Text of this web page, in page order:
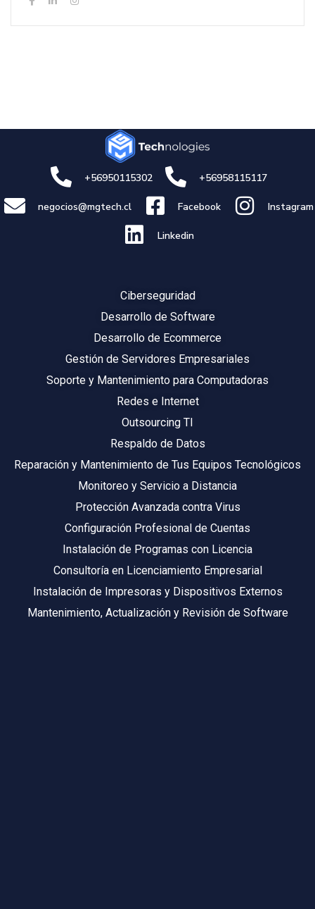
+56950115302 +56958115117
negocios@mgtech.cl Facebook Instagram
Linkedin
Ciberseguridad
Desarrollo de Software
Desarrollo de Ecommerce
Gestión de Servidores Empresariales
Soporte y Mantenimiento para Computadoras
Redes e Internet
Outsourcing TI
Respaldo de Datos
Reparación y Mantenimiento de Tus Equipos Tecnológicos
Monitoreo y Servicio a Distancia
Protección Avanzada contra Virus
Configuración Profesional de Cuentas
Instalación de Programas con Licencia
Consultoría en Licenciamiento Empresarial
Instalación de Impresoras y Dispositivos Externos
Mantenimiento, Actualización y Revisión de Software